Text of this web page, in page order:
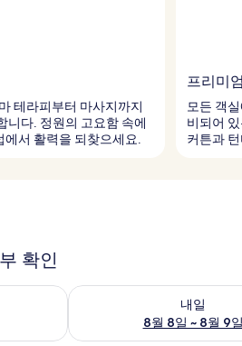
테라피부터 마사지까지
니다. 정원의 고요함 속에
서 활력을 되찾으세요.
프리미
모든 객
비되어
커튼과
확인
7일 ~ 8월 8일
내일
8월 8일 ~ 8월 9일
내일 예약 가능 여부 확인, 8